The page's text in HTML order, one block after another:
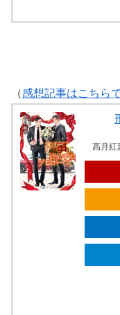
（感想記事はこちら
高月紅